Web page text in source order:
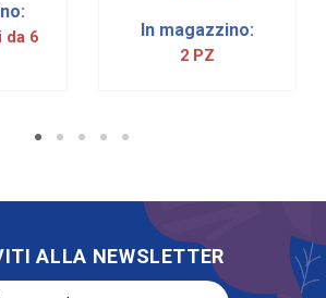
da 6
In magazzino:
2 PZ
ALLA NEWSLETTER